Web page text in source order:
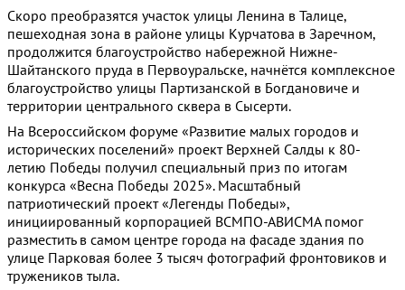
Скоро преобразятся участок улицы Ленина в Талице,
пешеходная зона в районе улицы Курчатова в Заречном,
продолжится благоустройство набережной Нижне-
Шайтанского пруда в Первоуральске, начнётся комплексное
благоустройство улицы Партизанской в Богдановиче и
территории центрального сквера в Сысерти.
На Всероссийском форуме «Развитие малых городов и
исторических поселений» проект Верхней Салды к 80-
летию Победы получил специальный приз по итогам
конкурса «Весна Победы 2025». Масштабный
патриотический проект «Легенды Победы»,
инициированный корпорацией ВСМПО-АВИСМА помог
разместить в самом центре города на фасаде здания по
улице Парковая более 3 тысяч фотографий фронтовиков и
тружеников тыла.